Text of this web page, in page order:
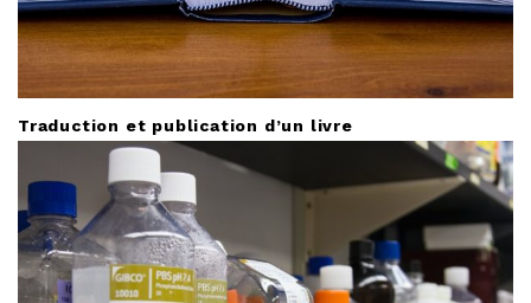
Traduction et publication d’un livre